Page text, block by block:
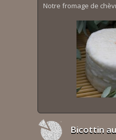
Notre fromage de
Bicottin